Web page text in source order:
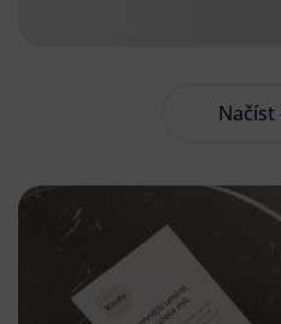
Načíst